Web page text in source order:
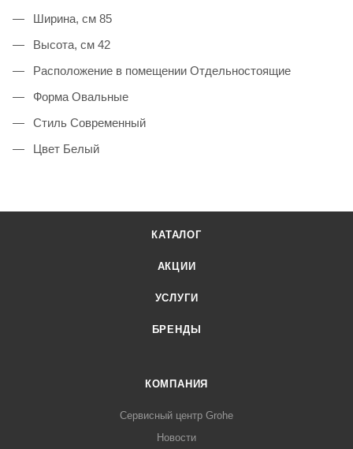
Ширина, см 85
Высота, см 42
Расположение в помещении Отдельностоящие
Форма Овальные
Стиль Современный
Цвет Белый
КАТАЛОГ
АКЦИИ
УСЛУГИ
БРЕНДЫ
КОМПАНИЯ
Сервисный центр Grohe
Новости